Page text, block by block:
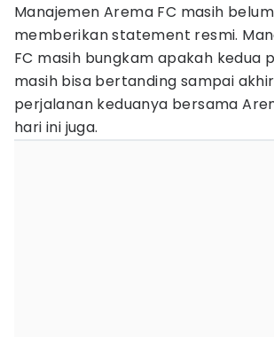
Manajemen Arema FC masih
memberikan statement resmi.
FC masih bungkam apakah kedua
masih bisa bertanding sampai
perjalanan keduanya bersama
hari ini juga.